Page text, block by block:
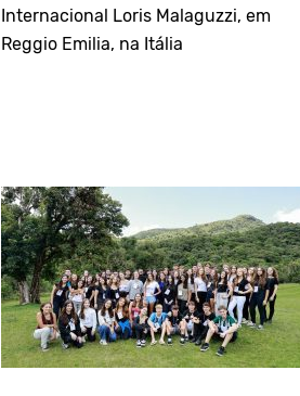
Internacional Loris Malaguzzi, em
Reggio Emilia, na Itália